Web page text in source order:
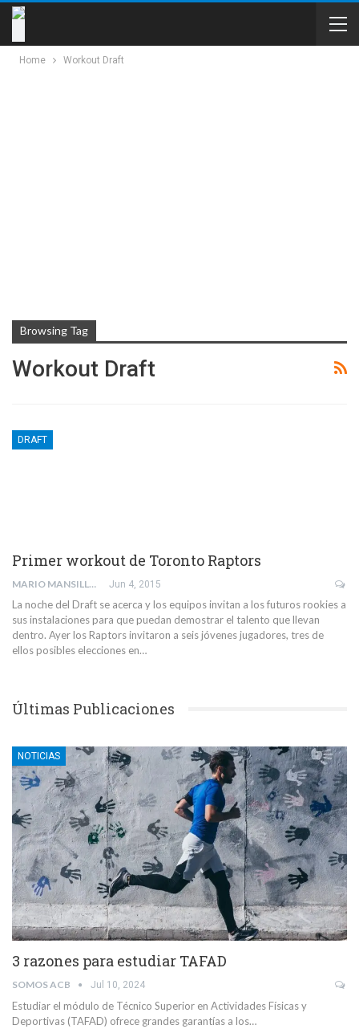
Home Workout Draft
Browsing Tag
Workout Draft
DRAFT
Primer workout de Toronto Raptors
MARIO MANSILLA Jun 4, 2015
La noche del Draft se acerca y los equipos invitan a los futuros rookies a
sus instalaciones para que puedan demostrar el talento que llevan
dentro. Ayer los Raptors invitaron a seis jóvenes jugadores, tres de
ellos posibles elecciones en…
Últimas Publicaciones
NOTICIAS
3 razones para estudiar TAFAD
SOMOS ACB Jul 10, 2024
Estudiar el módulo de Técnico Superior en Actividades Físicas y
Deportivas (TAFAD) ofrece grandes garantías a los…